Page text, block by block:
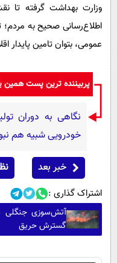
وزارت بهداشت گرفته تا
اطلاع‌رسانی صحیح به مردم؛
عمومی، بتوان تامین پایدار
پربیننده ترین پست
نگاهی به دوران
خودرویی شبیه هم
خبر بعد
اشتراک گذاری :
آتش‌سوزی جنگلی
گسترش حریق